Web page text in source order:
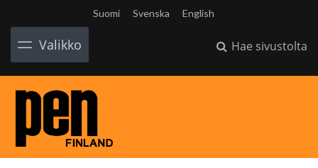
Suomi Svenska English
Valikko Hae sivustolta